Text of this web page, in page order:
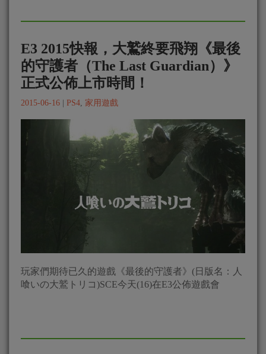
E3 2015快報，大鷲終要飛翔《最後
的守護者（The Last Guardian）》
正式公佈上市時間！
2015-06-16 PS4 家用遊戲
玩家們期待已久的遊戲《最後的守護者》(日版名：人
喰いの大鷲トリコ)SCE今天(16)在E3公佈遊戲會